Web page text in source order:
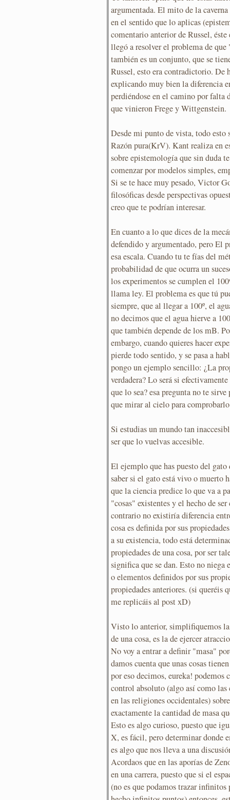
argumentada. El mito de la
en el sentido que lo aplicas
comentario anterior de Russel,
llegó a resolver el problema de
también es un conjunto, que se
Russel, esto era contradictorio. De
explicando muy bien la diferencia
perdiéndose en el camino por falta
que vinieron Frege y Wittgenstein.
Desde mi punto de vista, todo
Razón pura(KrV). Kant realiza en
sobre epistemología que sin duda
comenzar por modelos simples,
Si se te hace muy pesado, Victor
filosóficas desde perspectivas
creo que te podrían interesar.
En cuanto a lo que dices de la
defendido y argumentado, pero El
esa escala. Cuando tu te fías del
probabilidad de que ocurra un
los experimentos se cumplen el
llama ley. El problema es que tú
siempre, que al llegar a 100º, el
no decimos que el agua hierve a
que también depende de los mB.
embargo, cuando quieres hacer
pierde todo sentido, y se pasa a
pongo un ejemplo sencillo: ¿La
verdadera? Lo será si
que lo sea? esa pregunta no te
que mirar al cielo para
Si estudias un mundo tan
ser que lo vuelvas accesible.
El ejemplo que has puesto del gato
saber si el gato está vivo o muerto
que la ciencia predice lo que va a
"cosas" existentes y el hecho de
contrario no existiría diferencia
cosa es definida por sus
a su existencia, todo está
propiedades de una cosa, por ser
significa que se dan. Esto no niega
o elementos definidos por sus
propiedades anteriores. (si
me replicáis al post xD)
Visto lo anterior, simplifiquemos
de una cosa, es la de ejercer
No voy a entrar a definir "masa"
damos cuenta que unas cosas
por eso decimos, eureka!
control absoluto (algo así como las
en las religiones occidentales)
exactamente la cantidad de masa
Esto es algo curioso, puesto que
X, es fácil, pero determinar donde
es algo que nos lleva a una
Acordaos que en las aporías de
en una carrera, puesto que si el
(no es que podamos trazar